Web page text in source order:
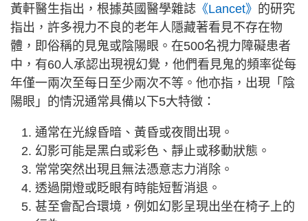
黃軒醫生指出，根據英國醫學雜誌 《Lancet》 的研究
指出，許多視力不良的老年人隱藏著看見不存在物
體，即俗稱的見鬼或陰陽眼。在500名視力障礙患者
中，有60人承認出現視幻覺，他們看見鬼的頻率從每
年僅一兩次至每日至少兩次不等。他亦指，出現「陰
陽眼」的情況通常具備以下5大特徵：
通常在光線昏暗、黃昏或夜間出現。
幻影可能是黑白或彩色、靜止或移動狀態。
常常突然出現且無法憑意志力消除。
透過開燈或眨眼有時能短暫消退。
甚至會配合環境，例如幻影呈現出坐在椅子上的